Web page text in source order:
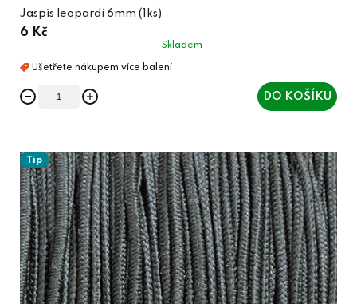
Jaspis leopardí 6mm (1ks)
6 Kč
Skladem
DO KOŠÍKU
Tip